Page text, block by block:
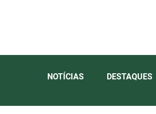
NOTÍCIAS DESTAQUES